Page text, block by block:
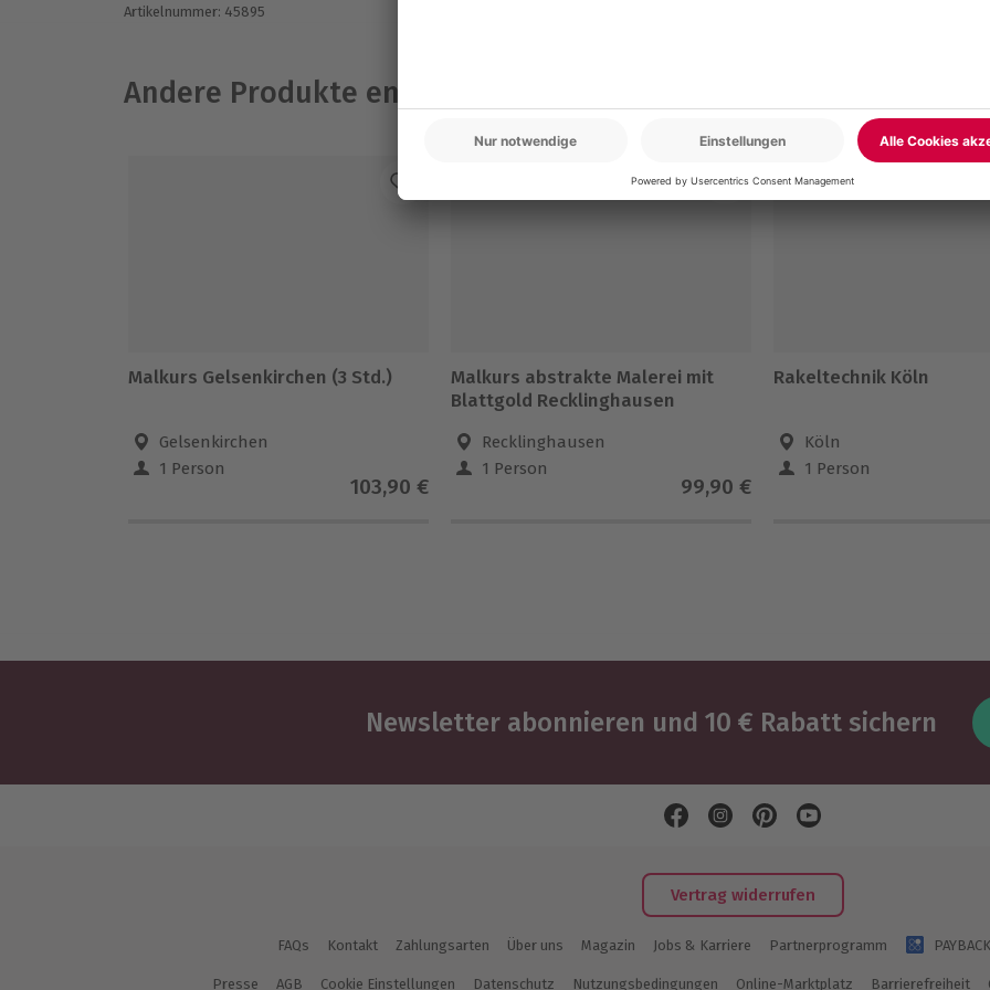
Artikelnummer: 45895
Andere Produkte entdecken
Malkurs Gelsenkirchen (3 Std.)
Gelsenkirchen
1 Person
103,90 €
Malkurs abstrakte Malerei mit
Blattgold Recklinghausen
Recklinghausen
1 Person
99,90 €
Rakeltechnik Köln
Köln
1 Person
Newsletter abonnieren und 10 € Rabatt sichern
Vertrag widerrufen
FAQs Kontakt Zahlungsarten Über uns Magazin Jobs & Karriere Partnerprogramm PAYBACK
Presse AGB Cookie Einstellungen Datenschutz Nutzungsbedingungen Online-Marktplatz Barrierefreiheit